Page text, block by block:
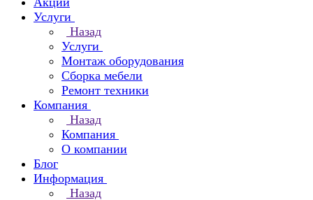
Услуги
Назад
Услуги
Монтаж оборудования
Сборка мебели
Ремонт техники
Компания
Назад
Компания
О компании
Блог
Информация
Назад